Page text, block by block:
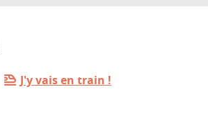
J'y vais en train !